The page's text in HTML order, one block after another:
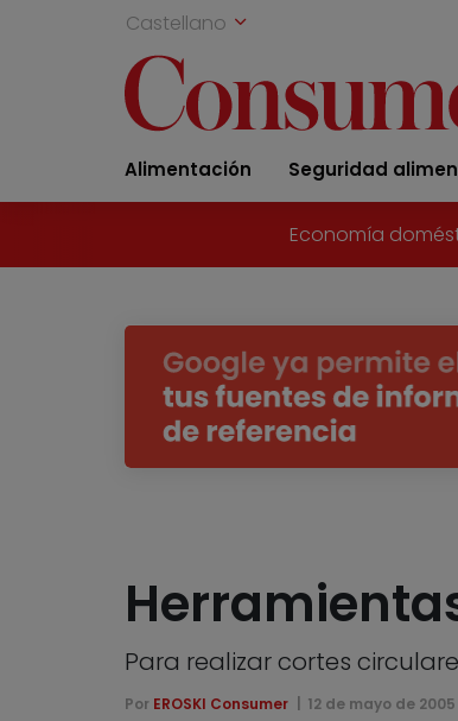
Castellano
Alimentación Seguridad
Economía
Para realizar cortes
Por EROSKI Consumer 12 de mayo de 2005